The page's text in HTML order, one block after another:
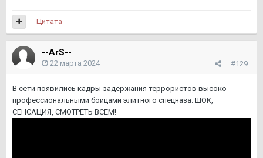
Цитата
--ArS--
#129
22 марта 2024
В сети появились кадры задержания террористов высоко
профессиональными бойцами элитного спецназа. ШОК,
СЕНСАЦИЯ, СМОТРЕТЬ ВСЕМ!